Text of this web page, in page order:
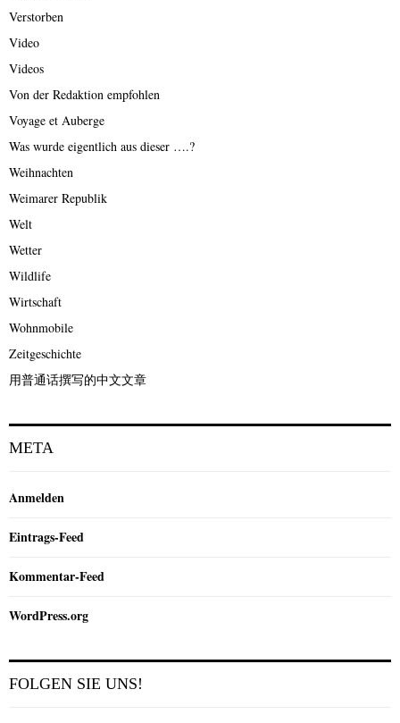
Verstorben
Video
Videos
Von der Redaktion empfohlen
Voyage et Auberge
Was wurde eigentlich aus dieser ….?
Weihnachten
Weimarer Republik
Welt
Wetter
Wildlife
Wirtschaft
Wohnmobile
Zeitgeschichte
用普通话撰写的中文文章
META
Anmelden
Eintrags-Feed
Kommentar-Feed
WordPress.org
FOLGEN SIE UNS!